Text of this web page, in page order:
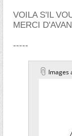
VOILA S'IL
MERCI
-----
Images